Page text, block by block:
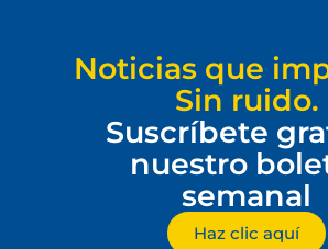
Noticias que
Sin ruido.
Suscríbete
nuestro
semanal
Haz clic aquí